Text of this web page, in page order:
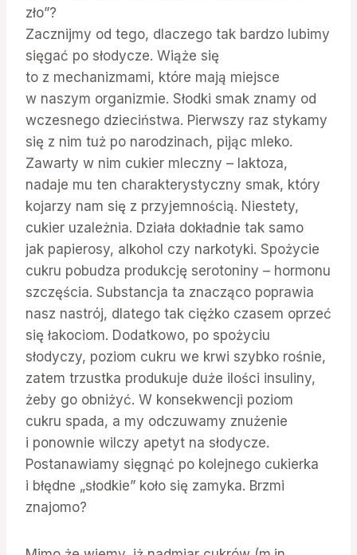
zło”?
Zacznijmy od tego, dlaczego tak bardzo lubimy
sięgać po słodycze. Wiąże się
to z mechanizmami, które mają miejsce
w naszym organizmie. Słodki smak znamy od
wczesnego dzieciństwa. Pierwszy raz stykamy
się z nim tuż po narodzinach, pijąc mleko.
Zawarty w nim cukier mleczny – laktoza,
nadaje mu ten charakterystyczny smak, który
kojarzy nam się z przyjemnością. Niestety,
cukier uzależnia. Działa dokładnie tak samo
jak papierosy, alkohol czy narkotyki. Spożycie
cukru pobudza produkcję serotoniny – hormonu
szczęścia. Substancja ta znacząco poprawia
nasz nastrój, dlatego tak ciężko czasem oprzeć
się łakociom. Dodatkowo, po spożyciu
słodyczy, poziom cukru we krwi szybko rośnie,
zatem trzustka produkuje duże ilości insuliny,
żeby go obniżyć. W konsekwencji poziom
cukru spada, a my odczuwamy znużenie
i ponownie wilczy apetyt na słodycze.
Postanawiamy sięgnąć po kolejnego cukierka
i błędne „słodkie” koło się zamyka. Brzmi
znajomo?